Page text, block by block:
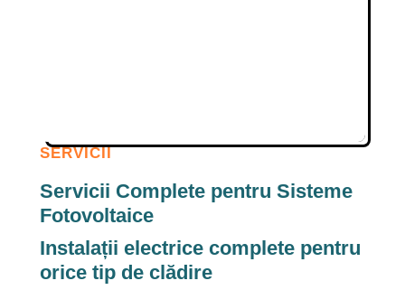
SERVICII
Servicii Complete pentru Sisteme
Fotovoltaice
Instalații electrice complete pentru
orice tip de clădire